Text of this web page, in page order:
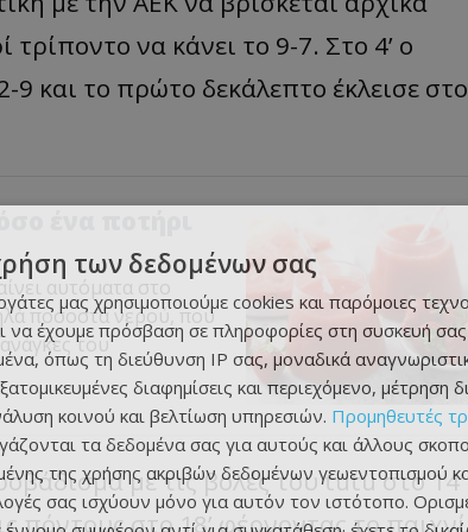
να κάνει το 9-7. Στο 4’ ο
9 και το πρώτο δεκάλεπτο έκλεισε
ένα ποτήρι
αυτόματα στο
ποσοστά νερού, που
του
με τις βολές του tutu στο
στο 18’ φέρνοντας το
των δεδομένων σας
μας χρησιμοποιούμε cookies και παρόμοιες
να έχουμε πρόσβαση σε πληροφορίες στη συσκευή
όπως τη διεύθυνση IP σας, μοναδικά
διαφημίσεις και περιεχόμενο, μέτρηση
κοινού και βελτίωση υπηρεσιών. Προμηθευτές
τα δεδομένα σας για αυτούς και άλλους
της χρήσης ακριβών δεδομένων γεωεντοπισμού
σας ισχύουν μόνο για αυτόν τον ιστότοπο.